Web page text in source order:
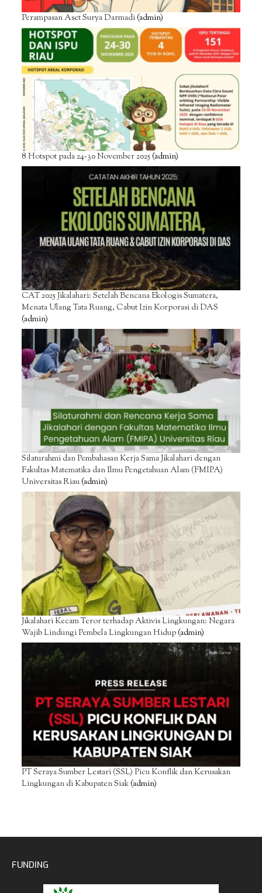
Perampasan Aset Surya Darmadi(admin)
8 Hotspot pada 24-30 November 2025(admin)
CAT 2025 Jikalahari: Setelah Bencana Ekologis Sumatera,
Menata Ulang Tata Ruang, Cabut Izin Korporasi di DAS
(admin)
Silaturahmi dan Pembahasan Kerja Sama Jikalahari dengan
Fakultas Matematika dan Ilmu Pengetahuan Alam (FMIPA)
Universitas Riau(admin)
Jikalahari Kecam Teror terhadap Aktivis Lingkungan: Negara
Wajib Lindungi Pembela Lingkungan Hidup(admin)
PT Seraya Sumber Lestari (SSL) Picu Konflik dan Kerusakan
Lingkungan di Kabupaten Siak(admin)
FUNDING